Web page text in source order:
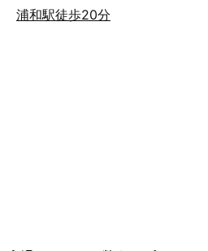
浦和駅徒歩20分